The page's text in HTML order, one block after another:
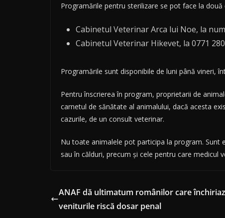
Programările pentru sterilizare se pot face la
Cabinetul Veterinar Arca lui Noe, la
Cabinetul Veterinar Hikevet, la 0771
Programările sunt disponibile de luni până vineri,
Pentru înscrierea în program, proprietarii de
carnetul de sănătate al animalului, dacă acesta
cazurile, de un consult veterinar.
Nu toate animalele pot participa la program. Sunt
sau în călduri, precum și cele pentru care medicul
ANAF dă ultimatum românilor care
veniturile riscă dosar penal